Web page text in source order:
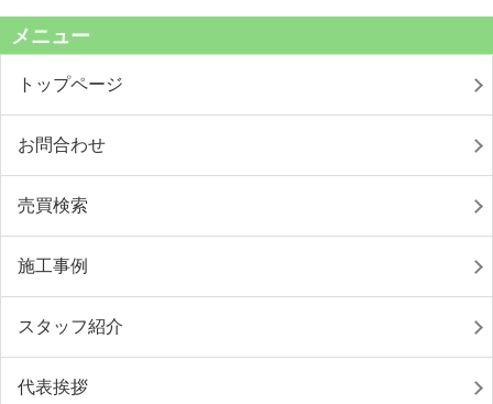
メニュー
トップページ
お問合わせ
売買検索
施工事例
スタッフ紹介
代表挨拶